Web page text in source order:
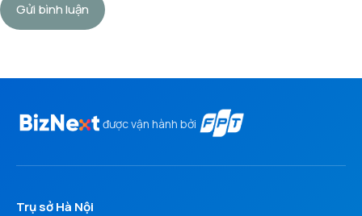
Gửi bình luận
được vận hành bởi
Trụ sở Hà Nội